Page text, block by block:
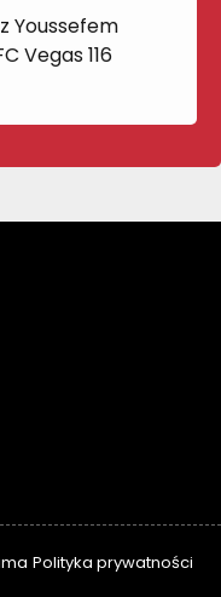
Youssefem
Vegas 116
Polityka prywatności